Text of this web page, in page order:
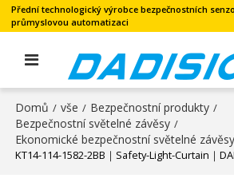
Přední technologický výrobce bezpečnostních
průmyslovou automatizaci
Domů / vše / Bezpečnostní produkty /
Bezpečnostní světelné závěsy /
Ekonomické bezpečnostní světelné
KT14-114-1582-2BB｜Safety-Light-Curtain｜